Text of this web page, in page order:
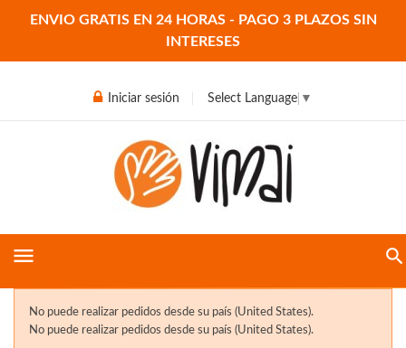
ENVIO GRATIS EN 24 HORAS - PAGO 3 PLAZOS SIN
INTERESES
Iniciar sesión Select Language ▼
menu
No puede realizar pedidos desde su país (United States).
No puede realizar pedidos desde su país (United States).